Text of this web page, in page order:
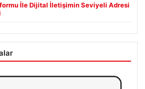
İle Dijital İletişimin Seviyeli Adresi